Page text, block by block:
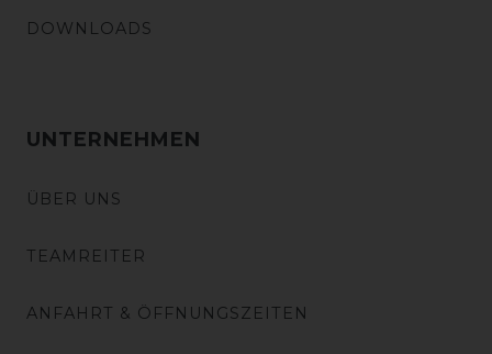
DOWNLOADS
UNTERNEHMEN
ÜBER UNS
TEAMREITER
ANFAHRT & ÖFFNUNGSZEITEN